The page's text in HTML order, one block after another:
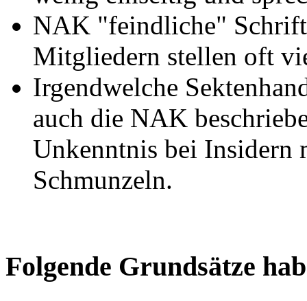
NAK "feindliche"
Mitgliedern stellen oft
Irgendwelche
auch die NAK
Unkenntnis bei Insidern
Schmunzeln.
Folgende Grundsätze